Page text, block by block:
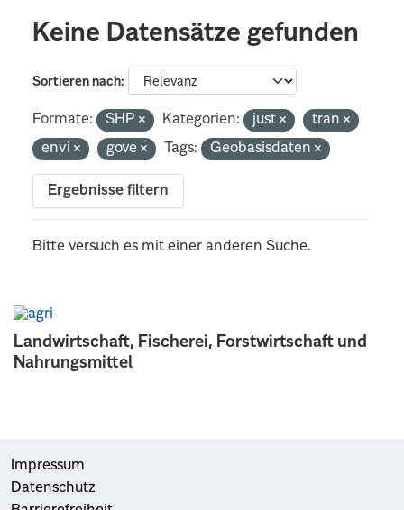
Landwirtschaft, Fischerei, Forstwirtschaft und
Nahrungsmittel
Keine Datensätze gefunden
Sortieren nach
Formate: SHP Kategorien: just
tran
envi
gove Tags: Geobasisdaten
Ergebnisse filtern
Bitte versuch es mit einer anderen Suche.
Impressum
Datenschutz